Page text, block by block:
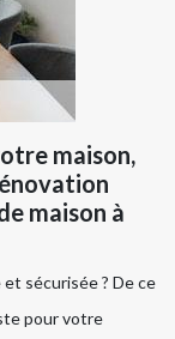
maison,
maison à
sécurisée ? De ce
pour votre